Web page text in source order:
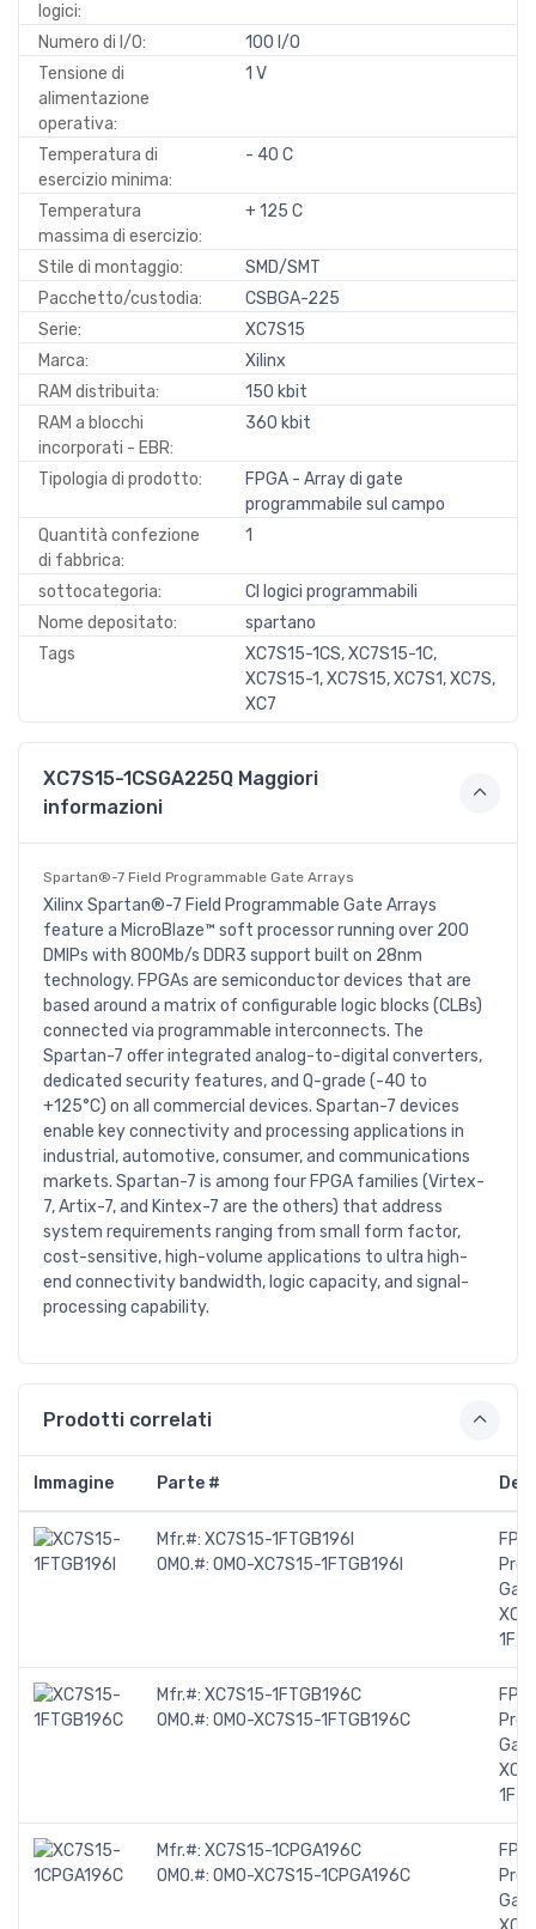
logici:
Numero di I/O:
100 I/O
Tensione di
alimentazione
operativa:
1 V
Temperatura di
esercizio minima:
- 40 C
Temperatura
massima di esercizio:
+ 125 C
Stile di montaggio:
SMD/SMT
Pacchetto/custodia:
CSBGA-225
Serie:
XC7S15
Marca:
Xilinx
RAM distribuita:
150 kbit
RAM a blocchi
incorporati - EBR:
360 kbit
Tipologia di prodotto:
FPGA - Array di gate
programmabile sul campo
Quantità confezione
di fabbrica:
1
sottocategoria:
CI logici programmabili
Nome depositato:
spartano
Tags
XC7S15-1CS, XC7S15-1C,
XC7S15-1, XC7S15, XC7S1, XC7S,
XC7
XC7S15-1CSGA225Q Maggiori
informazioni
Spartan®-7 Field Programmable Gate Arrays
Xilinx Spartan®-7 Field Programmable Gate Arrays
feature a MicroBlaze™ soft processor running over 200
DMIPs with 800Mb/s DDR3 support built on 28nm
technology. FPGAs are semiconductor devices that are
based around a matrix of configurable logic blocks (CLBs)
connected via programmable interconnects. The
Spartan-7 offer integrated analog-to-digital converters,
dedicated security features, and Q-grade (-40 to
+125°C) on all commercial devices. Spartan-7 devices
enable key connectivity and processing applications in
industrial, automotive, consumer, and communications
markets. Spartan-7 is among four FPGA families (Virtex-
7, Artix-7, and Kintex-7 are the others) that address
system requirements ranging from small form factor,
cost-sensitive, high-volume applications to ultra high-
end connectivity bandwidth, logic capacity, and signal-
processing capability.
Prodotti correlati
Immagine Parte #
Mfr.#: XC7S15-1FTGB196I
OMO.#: OMO-XC7S15-1FTGB196I
Mfr.#: XC7S15-1FTGB196C
OMO.#: OMO-XC7S15-1FTGB196C
Mfr.#: XC7S15-1CPGA196C
OMO.#: OMO-XC7S15-1CPGA196C